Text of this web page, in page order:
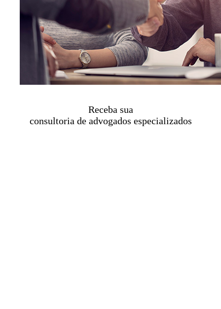
Receba sua
consultoria de advogados especializados